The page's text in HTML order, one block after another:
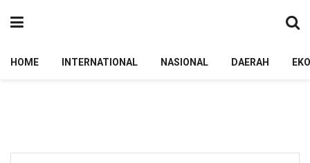
HOME INTERNATIONAL NASIONAL DAERAH